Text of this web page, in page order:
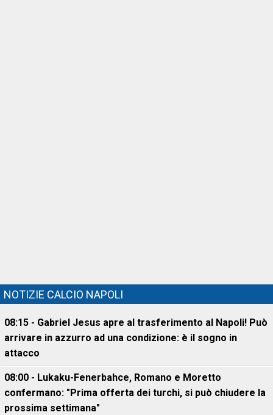
NOTIZIE CALCIO NAPOLI
08:15 - Gabriel Jesus apre al trasferimento al Napoli! Può
arrivare in azzurro ad una condizione: è il sogno in
attacco
08:00 - Lukaku-Fenerbahce, Romano e Moretto
confermano: "Prima offerta dei turchi, si può chiudere la
prossima settimana"